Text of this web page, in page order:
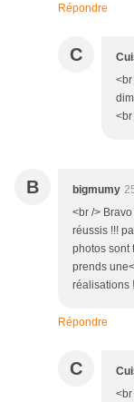
Répondre
C
<br
<br
B bigmumy
<br />
réussis !!!
photos sont
prends
réalisations
Répondre
C
<br